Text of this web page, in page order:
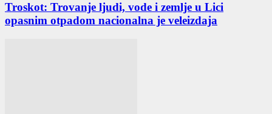
Troskot: Trovanje ljudi, vode i zemlje u Lici
opasnim otpadom nacionalna je veleizdaja